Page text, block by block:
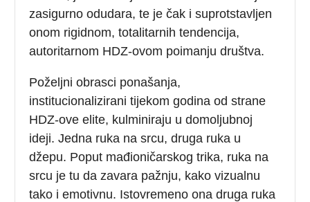
zasigurno odudara, te je čak i suprotstavljen
onom rigidnom, totalitarnih tendencija,
autoritarnom HDZ-ovom poimanju društva.
Poželjni obrasci ponašanja,
institucionalizirani tijekom godina od strane
HDZ-ove elite, kulminiraju u domoljubnoj
ideji. Jedna ruka na srcu, druga ruka u
džepu. Poput mađioničarskog trika, ruka na
srcu je tu da zavara pažnju, kako vizualnu
tako i emotivnu. Istovremeno ona druga ruka